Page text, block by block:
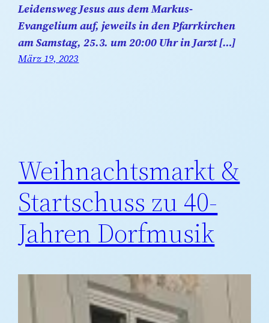
Leidensweg Jesus aus dem Markus-
Evangelium auf, jeweils in den Pfarrkirchen
am Samstag, 25.3. um 20:00 Uhr in Jarzt […]
März 19, 2023
Weihnachtsmarkt &
Startschuss zu 40-
Jahren Dorfmusik